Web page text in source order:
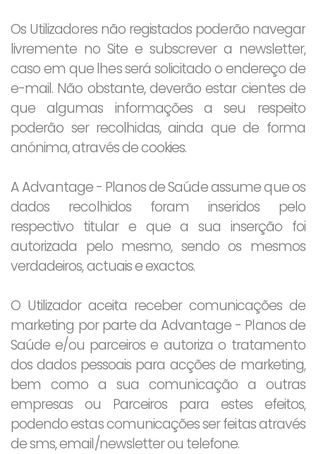
Os Utilizadores não registados poderão navegar
livremente no Site e subscrever a newsletter,
caso em que lhes será solicitado o endereço de
e-mail. Não obstante, deverão estar cientes de
que algumas informações a seu respeito
poderão ser recolhidas, ainda que de forma
anónima, através de cookies.
A Advantage - Planos de Saúde assume que os
dados recolhidos foram inseridos pelo
respectivo titular e que a sua inserção foi
autorizada pelo mesmo, sendo os mesmos
verdadeiros, actuais e exactos.
O Utilizador aceita receber comunicações de
marketing por parte da Advantage - Planos de
Saúde e/ou parceiros e autoriza o tratamento
dos dados pessoais para acções de marketing,
bem como a sua comunicação a outras
empresas ou Parceiros para estes efeitos,
podendo estas comunicações ser feitas através
de sms, email/newsletter ou telefone.